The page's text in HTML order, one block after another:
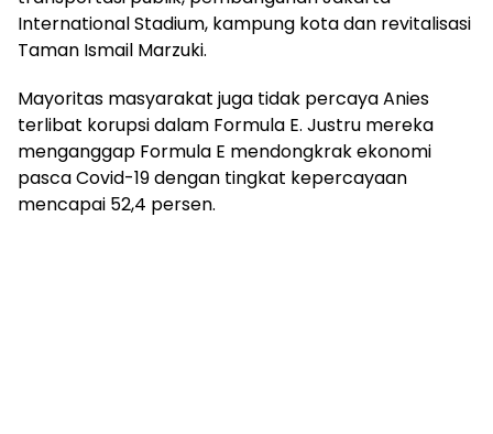
International Stadium, kampung kota dan revitalisasi
Taman Ismail Marzuki.
Mayoritas masyarakat juga tidak percaya Anies
terlibat korupsi dalam Formula E. Justru mereka
menganggap Formula E mendongkrak ekonomi
pasca Covid-19 dengan tingkat kepercayaan
mencapai 52,4 persen.